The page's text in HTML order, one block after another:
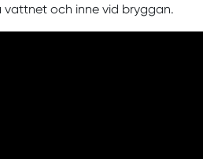
vattnet och inne vid bryggan.